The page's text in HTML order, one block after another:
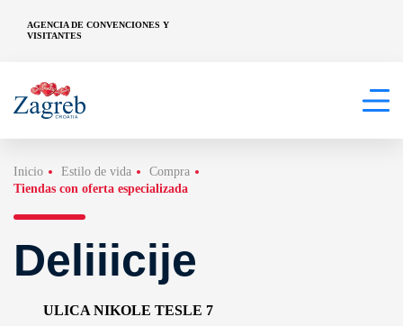
AGENCIA DE CONVENCIONES Y
VISITANTES
Inicio Estilo de vida
Compra
Tiendas con oferta especializada
Deliiicije
ULICA NIKOLE TESLE 7